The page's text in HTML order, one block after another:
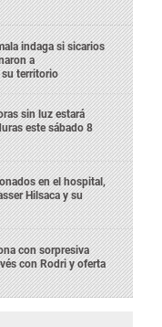
indaga si sicarios
a
su territorio
sin luz estará
este sábado 8
en el hospital,
Hilsaca y su
con sorpresiva
con Rodri y oferta